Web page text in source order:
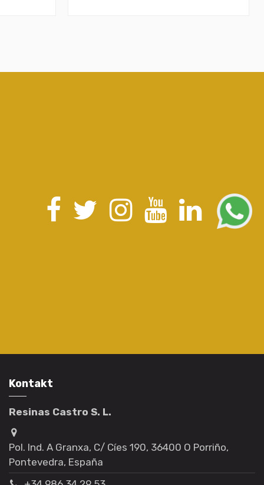
Kontakt
Resinas Castro S. L.
Pol. Ind. A Granxa, C/ Cíes 190, 36400 O Porriño,
Pontevedra, España